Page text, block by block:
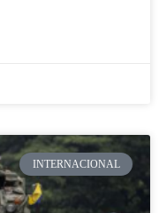
INTERNACIONAL